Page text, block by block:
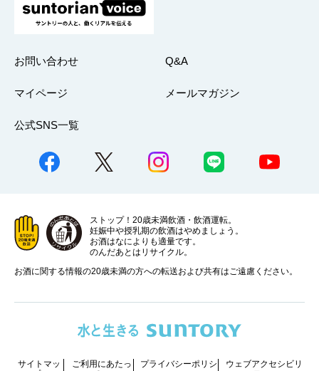
お問い合わせ Q&A
マイページ メールマガジン
公式SNS一覧
ストップ！20歳未満飲酒・飲酒運転。
妊娠中や授乳期の飲酒はやめましょう。
お酒はなによりも適量です。
のんだあとはリサイクル。
お酒に関する情報の20歳未満の方への転送および共有はご遠慮ください。
サイトマッ
ご利用にあたっ
プライバシーポリシ
ウェブアクセシビリ